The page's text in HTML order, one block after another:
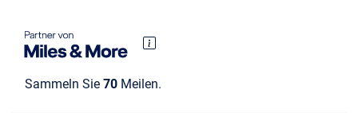
Sammeln Sie 70 Meilen.